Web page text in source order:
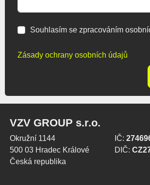
Souhlasím se zpracováním
Zásady ochrany osobních údajů
VZV GROUP s.r.o.
Okružní 1144
500 03 Hradec Králové
Česká republika
IČ:
DIČ: